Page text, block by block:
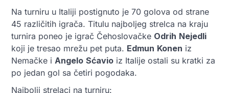
Na turniru u Italiji postignuto je 70 golova od strane
45 različitih igrača. Titulu najboljeg strelca na kraju
turnira poneo je igrač Čehoslovačke Odrih Nejedli
koji je tresao mrežu pet puta. Edmun Konen iz
Nemačke i Angelo Sćavio iz Italije ostali su kratki za
po jedan gol sa četiri pogodaka.
Najbolji strelaci na turniru: